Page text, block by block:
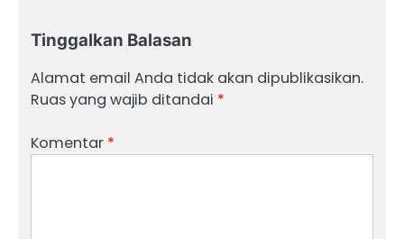
Tinggalkan Balasan
Alamat email Anda tidak akan dipublikasikan.
Ruas yang wajib ditandai *
Komentar *